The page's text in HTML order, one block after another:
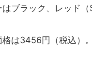
ブラック、レッド（
は3456円（税込）。